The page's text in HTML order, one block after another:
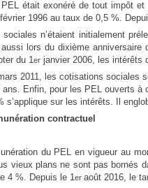
PEL était exonéré de tout impôt
février 1996 au taux de 0,5 %.
sociales n’étaient initialement
lors du dixième
du 1er janvier 2006, les intérêts
2011, les cotisations sociales
Enfin, pour les PEL ouverts à
s’applique sur les intérêts. Il
contractuel
du PEL en vigueur au
vieux plans ne sont pas bornés
4 %. Depuis le 1er août 2016, le